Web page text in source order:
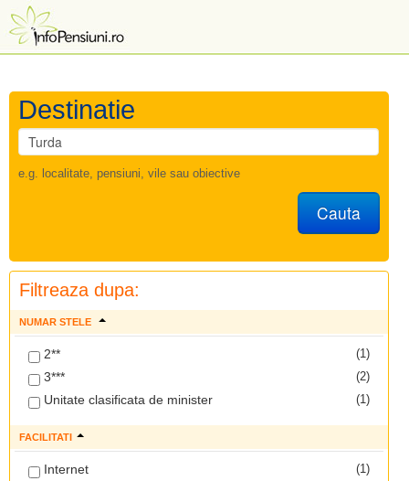
Destinatie
e.g. localitate, pensiuni, vile sau obiective
Cauta
Filtreaza dupa:
NUMAR STELE
(1)
2**
(2)
3***
(1)
Unitate clasificata de minister
FACILITATI
(1)
Internet